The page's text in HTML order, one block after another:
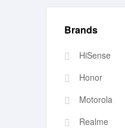
Brands
HiSense
Honor
Motorola
Realme